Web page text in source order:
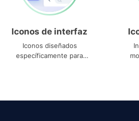
Iconos de interfaz
Iconos diseñados
específicamente para